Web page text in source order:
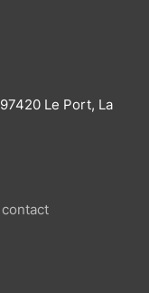
Le Port, La